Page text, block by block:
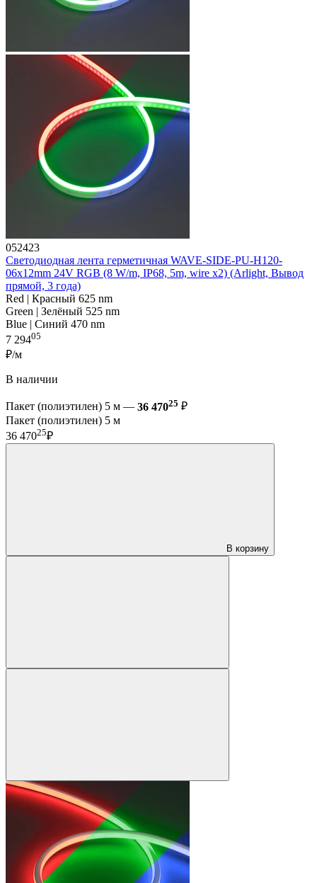
052423
Светодиодная лента герметичная WAVE-SIDE-PU-H120-
06x12mm 24V RGB (8 W/m, IP68, 5m, wire x2) (Arlight, Вывод
прямой, 3 года)
Red | Красный 625 nm
Green | Зелёный 525 nm
Blue | Синий 470 nm
7 29405
₽/м
В наличии
Пакет (полиэтилен) 5 м — 36 47025 ₽
Пакет (полиэтилен) 5 м
36 47025₽
В корзину